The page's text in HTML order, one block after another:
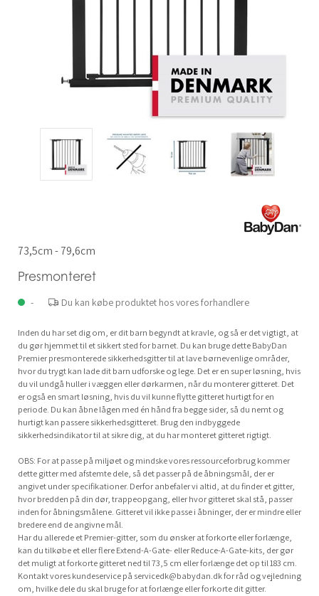
73,5cm - 79,6cm
Presmonteret
- Du kan købe produktet hos vores forhandlere
Inden du har set dig om, er dit barn begyndt at kravle, og så er det vigtigt, at
du gør hjemmet til et sikkert sted for barnet. Du kan bruge dette BabyDan
Premier presmonterede sikkerhedsgitter til at lave børnevenlige områder,
hvor du trygt kan lade dit barn udforske og lege. Det er en super løsning, hvis
du vil undgå huller i væggen eller dørkarmen, når du monterer gitteret. Det
er også en smart løsning, hvis du vil kunne flytte gitteret hurtigt for en
periode. Du kan åbne lågen med én hånd fra begge sider, så du nemt og
hurtigt kan passere sikkerhedsgitteret. Brug den indbyggede
sikkerhedsindikator til at sikre dig, at du har monteret gitteret rigtigt.
OBS: For at passe på miljøet og mindske vores ressourceforbrug kommer
dette gitter med afstemte dele, så det passer på de åbningsmål, der er
angivet under specifikationer. Derfor anbefaler vi altid, at du finder et gitter,
hvor bredden på din dør, trappeopgang, eller hvor gitteret skal stå, passer
inden for åbningsmålene. Gitteret vil ikke passe i åbninger, der er mindre eller
bredere end de angivne mål.
Har du allerede et Premier-gitter, som du ønsker at forkorte eller forlænge,
kan du tilkøbe et eller flere Extend-A-Gate- eller Reduce-A-Gate-kits, der gør
det muligt at forkorte gitteret ned til 73,5 cm eller forlænge det op til 183 cm.
Kontakt vores kundeservice på servicedk@babydan.dkfor råd og vejledning
om, hvilke dele du skal bruge for at forlænge eller forkorte dit gitter.